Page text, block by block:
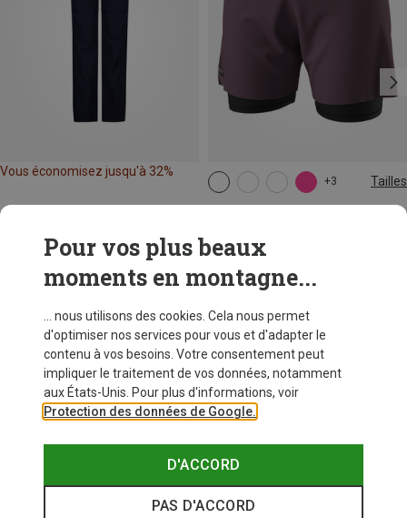
Vous économisez jusqu'à 32%
+3 Tailles
79,95 €
XS M
Pour vos plus beaux
moments en montagne...
... nous utilisons des cookies. Cela nous permet
d'optimiser nos services pour vous et d'adapter le
contenu à vos besoins. Votre consentement peut
impliquer le traitement de vos données, notamment
aux États-Unis. Pour plus d'informations, voir
Protection des données de Google.
D'ACCORD
PAS D'ACCORD